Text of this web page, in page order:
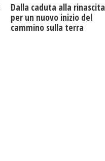
Dalla caduta alla rinascita
per un nuovo inizio del
cammino sulla terra